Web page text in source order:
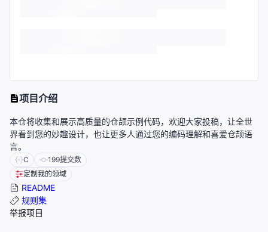
项目介绍
本仓将收集和展示高质量的仓颉示例代码，欢迎大家投稿，让全世
界看到您的妙趣设计，也让更多人通过您的编码理解和喜爱仓颉语
言。
C 199提交数
定制我的领域
README
规则集
举报项目